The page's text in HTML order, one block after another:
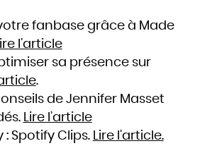
fanbase grâce à Made
Lire l’article
sa présence sur
.
de Jennifer Masset
Lire l’article
: Spotify Clips.
Lire l’article.